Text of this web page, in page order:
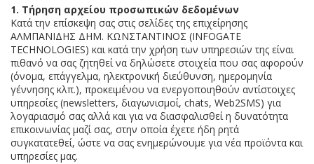
1. Τήρηση αρχείου προσωπικών δεδομένων
Κατά την επίσκεψη σας στις σελίδες της επιχείρησης
ΑΛΜΠΑΝΙΔΗΣ ΔΗΜ. ΚΩΝΣΤΑΝΤΙΝΟΣ (INFOGATE
TECHNOLOGIES) και κατά την χρήση των υπηρεσιών της είναι
πιθανό να σας ζητηθεί να δηλώσετε στοιχεία που σας αφορούν
(όνομα, επάγγελμα, ηλεκτρονική διεύθυνση, ημερομηνία
γέννησης κλπ.), προκειμένου να ενεργοποιηθούν αντίστοιχες
υπηρεσίες (newsletters, διαγωνισμοί, chats, Web2SMS) για
λογαριασμό σας αλλά και για να διασφαλισθεί η δυνατότητα
επικοινωνίας μαζί σας, στην οποία έχετε ήδη ρητά
συγκατατεθεί, ώστε να σας ενημερώνουμε για νέα προϊόντα και
υπηρεσίες μας.